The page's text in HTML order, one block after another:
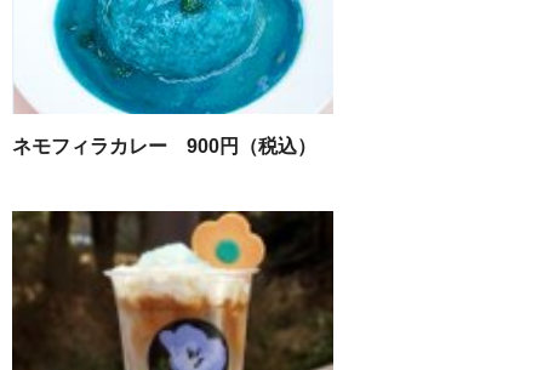
ネモフィラカレー 900円（税込）